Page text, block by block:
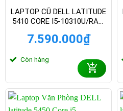
LAPTOP CŨ DELL LATITUDE
5410 CORE I5-10310U/RAM
INCH
7.590.000₫
Còn hàng